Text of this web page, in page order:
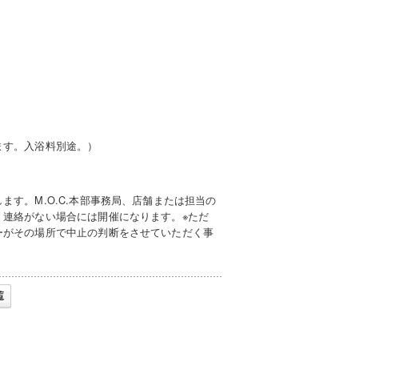
。入浴料別途。）
す。M.O.C.本部事務局、店舗または担当の
絡がない場合には開催になります。※ただ
その場所で中止の判断をさせていただく事